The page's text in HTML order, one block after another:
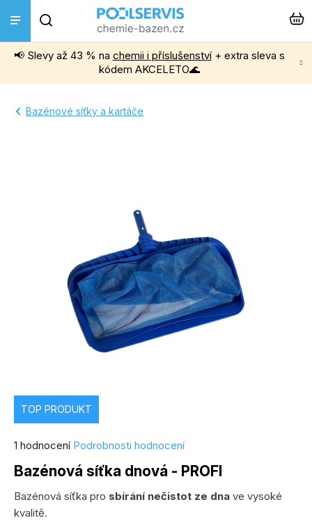
obsah
📢 Slevy až 43 % na chemii i příslušenství+ extra sleva s
kódem AKCELETO🌊
Bazénová chemie
Instalace a montáž
Vířivky a Sauny
Bazénové síťky a kartáče
Bazénová síťka dnová - PROFI
Průměrné
hodnocení
produktu
je
5,0
1 hodnocení Podrobnosti hodnocení
Bazénová síťka pro sbírání nečistot ze dna ve vysoké
kvalitě.
TOP PRODUKT